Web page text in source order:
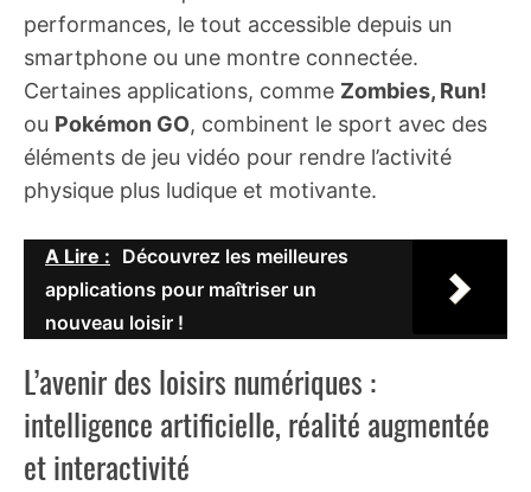
performances, le tout accessible depuis un
smartphone ou une montre connectée.
Certaines applications, comme Zombies, Run!
ou Pokémon GO, combinent le sport avec des
éléments de jeu vidéo pour rendre l’activité
physique plus ludique et motivante.
A Lire : Découvrez les meilleures
applications pour maîtriser un
nouveau loisir !
L’avenir des loisirs numériques :
intelligence artificielle, réalité augmentée
et interactivité